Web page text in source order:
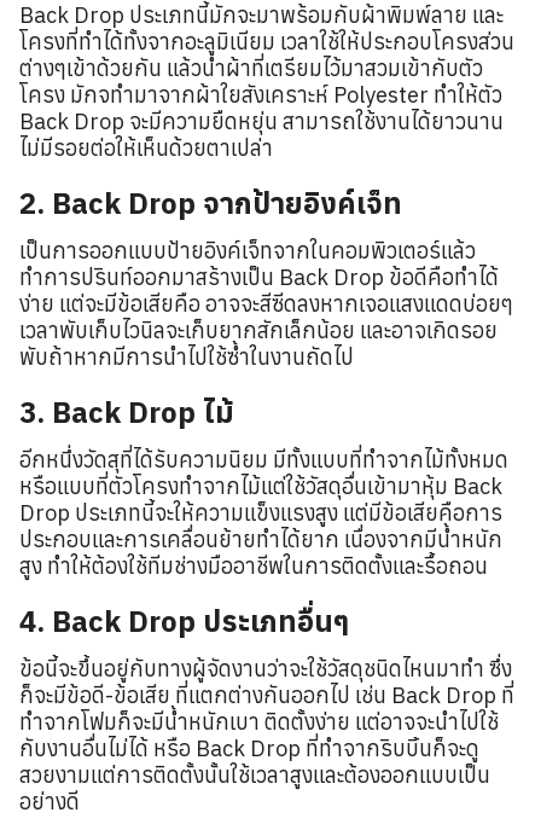
Back Drop ประเภทนี้มักจะมาพร้อมกับผ้าพิมพ์ลาย และ
โครงที่ทำได้ทั้งจากอะลูมิเนียม เวลาใช้ให้ประกอบโครงส่วน
ต่างๆเข้าด้วยกัน แล้วนำผ้าที่เตรียมไว้มาสวมเข้ากับตัว
โครง มักจทำมาจากผ้าใยสังเคราะห์ Polyester ทำให้ตัว
Back Drop จะมีความยืดหยุ่น สามารถใช้งานได้ยาวนาน
ไม่มีรอยต่อให้เห็นด้วยตาเปล่า
2. Back Drop จากป้ายอิงค์เจ็ท
เป็นการออกแบบป้ายอิงค์เจ็ทจากในคอมพิวเตอร์แล้ว
ทำการปรินท์ออกมาสร้างเป็น Back Drop ข้อดีคือทำได้
ง่าย แต่จะมีข้อเสียคือ อาจจะสีซีดลงหากเจอแสงแดดบ่อยๆ
เวลาพับเก็บไวนิลจะเก็บยากสักเล็กน้อย และอาจเกิดรอย
พับถ้าหากมีการนำไปใช้ซ้ำในงานถัดไป
3. Back Drop ไม้
อีกหนึ่งวัดสุที่ได้รับความนิยม มีทั้งแบบที่ทำจากไม้ทั้งหมด
หรือแบบที่ตัวโครงทำจากไม้แต่ใช้วัสดุอื่นเข้ามาหุ้ม Back
Drop ประเภทนี้จะให้ความแข็งแรงสูง แต่มีข้อเสียคือการ
ประกอบและการเคลื่อนย้ายทำได้ยาก เนื่องจากมีน้ำหนัก
สูง ทำให้ต้องใช้ทีมช่างมืออาชีพในการติดตั้งและรื้อถอน
4. Back Drop ประเภทอื่นๆ
ข้อนี้จะขึ้นอยู่กับทางผู้จัดงานว่าจะใช้วัสดุชนิดไหนมาทำ ซึ่ง
ก็จะมีข้อดี-ข้อเสีย ที่แตกต่างกันออกไป เช่น Back Drop ที่
ทำจากโฟมก็จะมีน้ำหนักเบา ติดตั้งง่าย แต่อาจจะนำไปใช้
กับงานอื่นไม่ได้ หรือ Back Drop ที่ทำจากริบบิ้นก็จะดู
สวยงามแต่การติดตั้งนั้นใช้เวลาสูงและต้องออกแบบเป็น
อย่างดี